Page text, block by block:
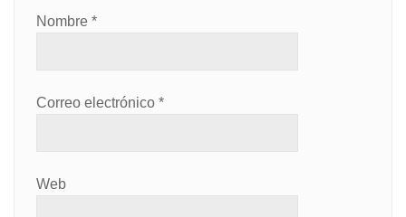
Nombre *
Correo electrónico *
Web